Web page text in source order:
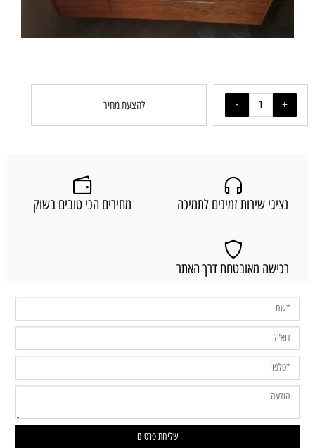
להצעת מחיר
נציגי שירות זמינים לתמיכה מחירים הכי טובים בשוק
רכישה מאובטחת דרך האתר